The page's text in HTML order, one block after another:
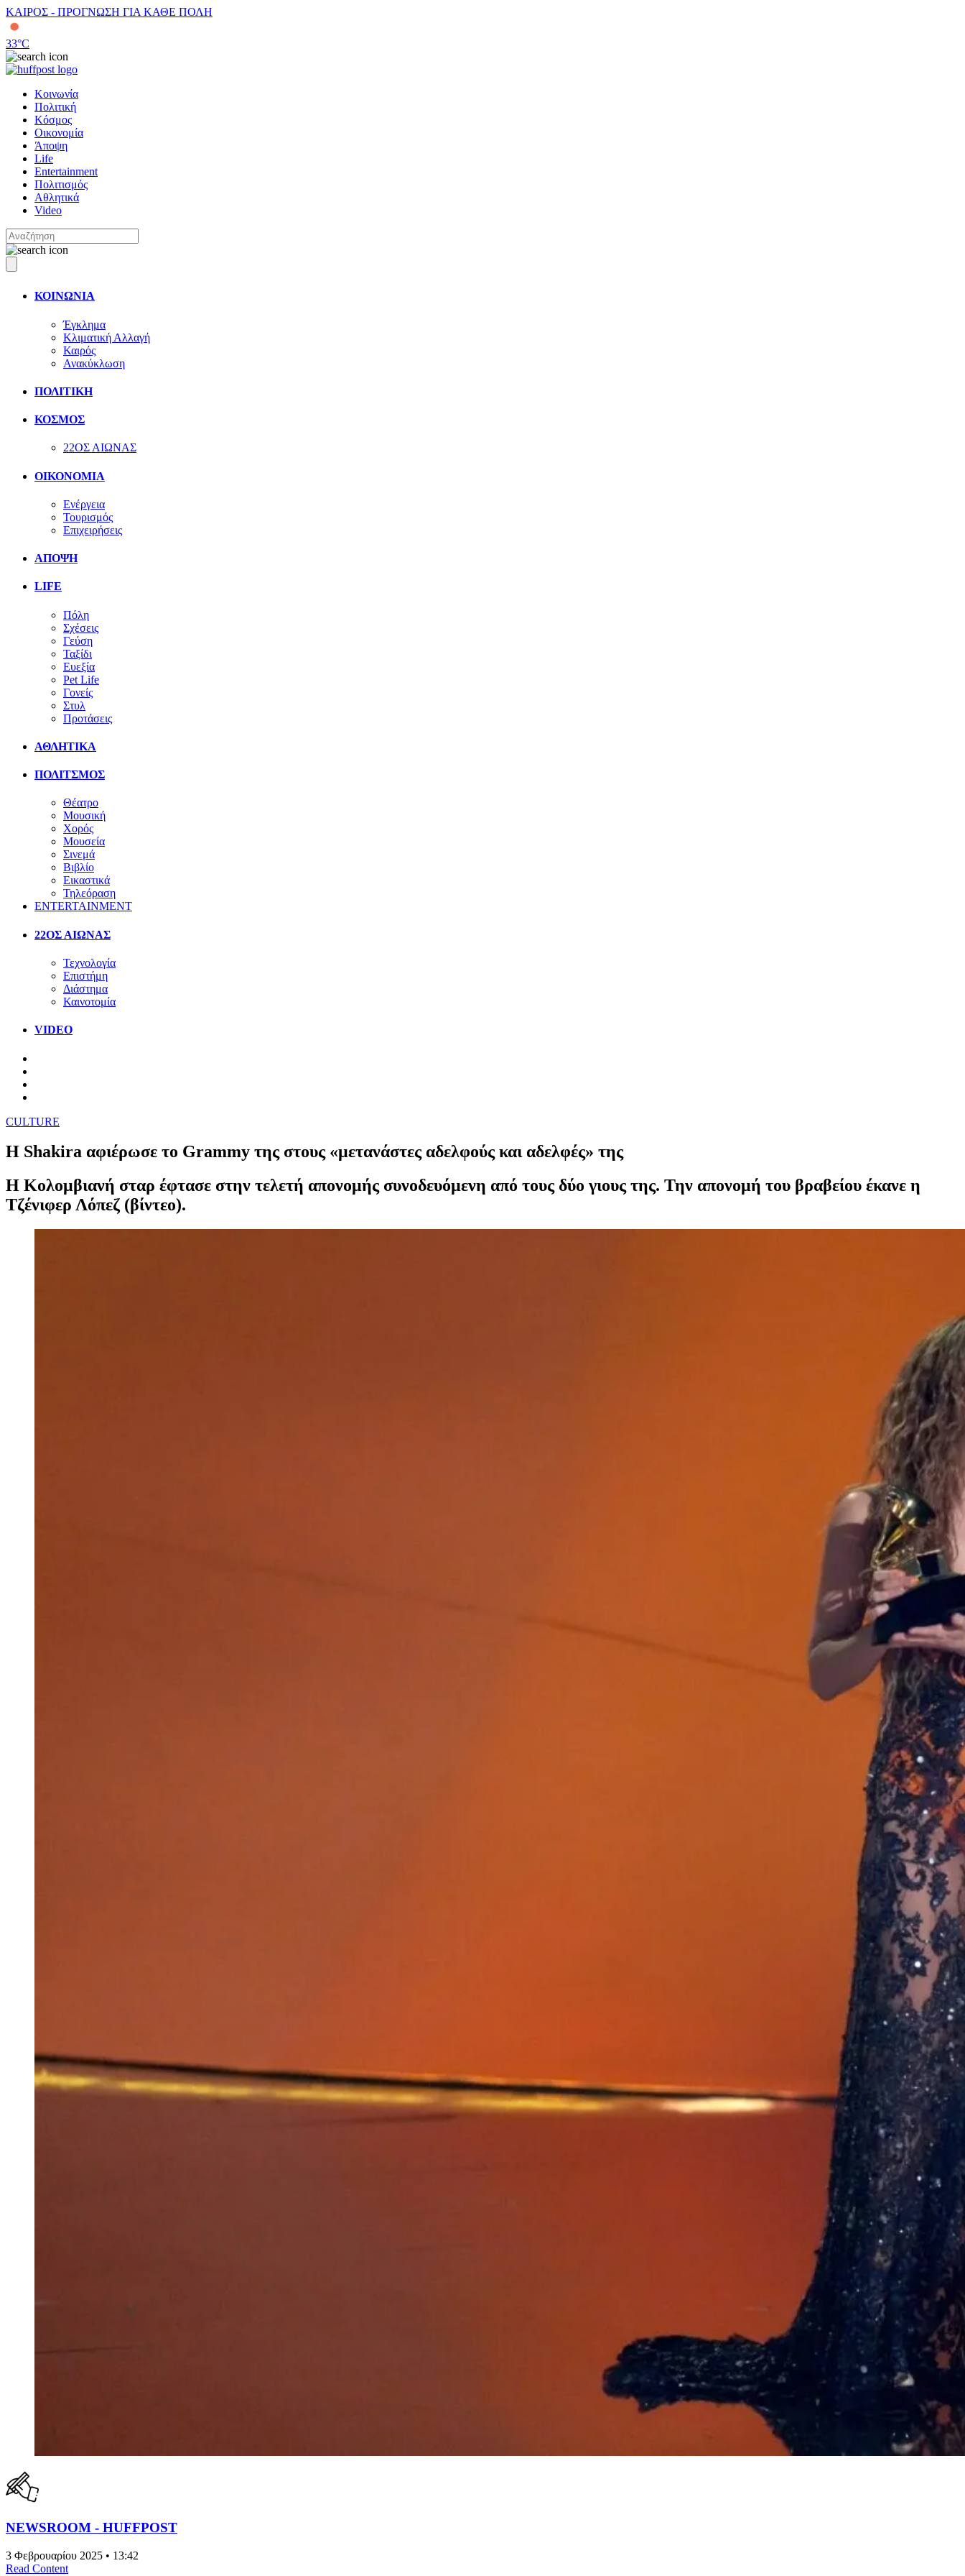
ΚΑΙΡΟΣ - ΠΡΟΓΝΩΣΗ ΓΙΑ ΚΑΘΕ ΠΟΛΗ
33°C
Κοινωνία
Πολιτική
Κόσμος
Οικονομία
Άποψη
Life
Entertainment
Πολιτισμός
Αθλητικά
Video
ΚΟΙΝΩΝΙΑ
Έγκλημα
Κλιματική Αλλαγή
Καιρός
Ανακύκλωση
ΠΟΛΙΤΙΚΗ
ΚΟΣΜΟΣ
22ΟΣ ΑΙΩΝΑΣ
ΟΙΚΟΝΟΜΙΑ
Ενέργεια
Τουρισμός
Επιχειρήσεις
ΑΠΟΨΗ
LIFE
Πόλη
Σχέσεις
Γεύση
Ταξίδι
Ευεξία
Pet Life
Γονείς
Στυλ
Προτάσεις
ΑΘΛΗΤΙΚΑ
ΠΟΛΙΤΣΜΟΣ
Θέατρο
Μουσική
Χορός
Μουσεία
Σινεμά
Βιβλίο
Εικαστικά
Τηλεόραση
ENTERTAINMENT
22ΟΣ ΑΙΩΝΑΣ
Τεχνολογία
Επιστήμη
Διάστημα
Καινοτομία
VIDEO
CULTURE
Η Shakira αφιέρωσε το Grammy της στους «μετανάστες αδελφούς και αδελφές» της
H Κολομβιανή σταρ έφτασε στην τελετή απονομής συνοδευόμενη από τους δύο γιους της. Την απονομή του βραβείου έκανε η
Τζένιφερ Λόπεζ (βίντεο).
NEWSROOM - HUFFPOST
3 Φεβρουαρίου 2025 • 13:42
Read Content